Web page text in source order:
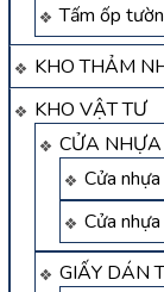
Tấm ốp
KHO THẢM
KHO VẬT TƯ
CỬA NHỰA
Cửa
Cửa
GIẤY DÁN